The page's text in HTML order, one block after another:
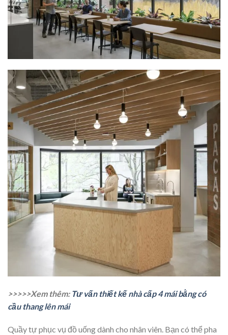
>>>>>Xem thêm: Tư vấn thiết kế nhà cấp 4 mái bằng có
cầu thang lên mái
Quầy tự phục vụ đồ uống dành cho nhân viên. Bạn có thể pha